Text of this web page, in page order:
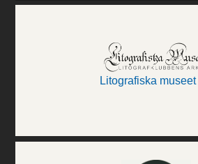
Litografiska museet